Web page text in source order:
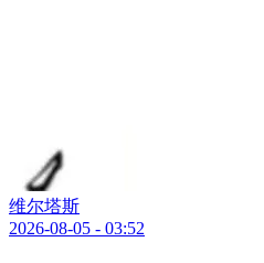
维尔塔斯
2026-08-05 - 03:52